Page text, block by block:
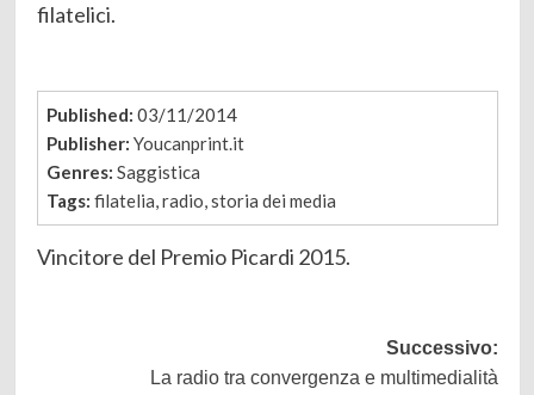
filatelici.
Published: 03/11/2014
Publisher: Youcanprint.it
Genres: Saggistica
Tags: filatelia,radio,storia dei media
Vincitore del Premio Picardi 2015.
Successivo:
La radio tra convergenza e multimedialità